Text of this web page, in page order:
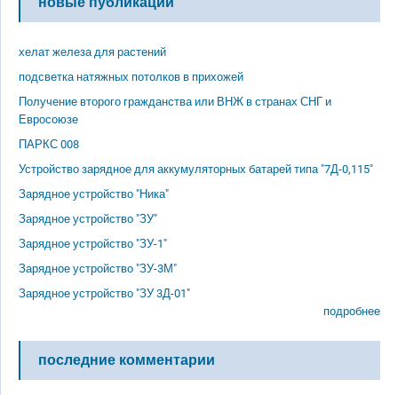
хелат железа для растений
подсветка натяжных потолков в прихожей
Получение второго гражданства или ВНЖ в странах СНГ и
Евросоюзе
ПАРКС 008
Устройство зарядное для аккумуляторных батарей типа "7Д-0,115"
Зарядное устройство "Ника"
Зарядное устройство "ЗУ"
Зарядное устройство "ЗУ-1"
Зарядное устройство "ЗУ-3М"
Зарядное устройство "ЗУ 3Д-01"
подробнее
последние комментарии